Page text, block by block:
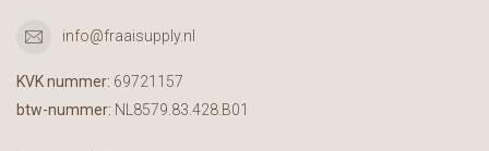
info@fraaisupply.nl
KVK nummer: 69721157
btw-nummer: NL8579.83.428.B01